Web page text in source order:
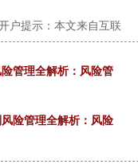
户提示：本文来自互联
管理全解析：风险管
险管理全解析：风险